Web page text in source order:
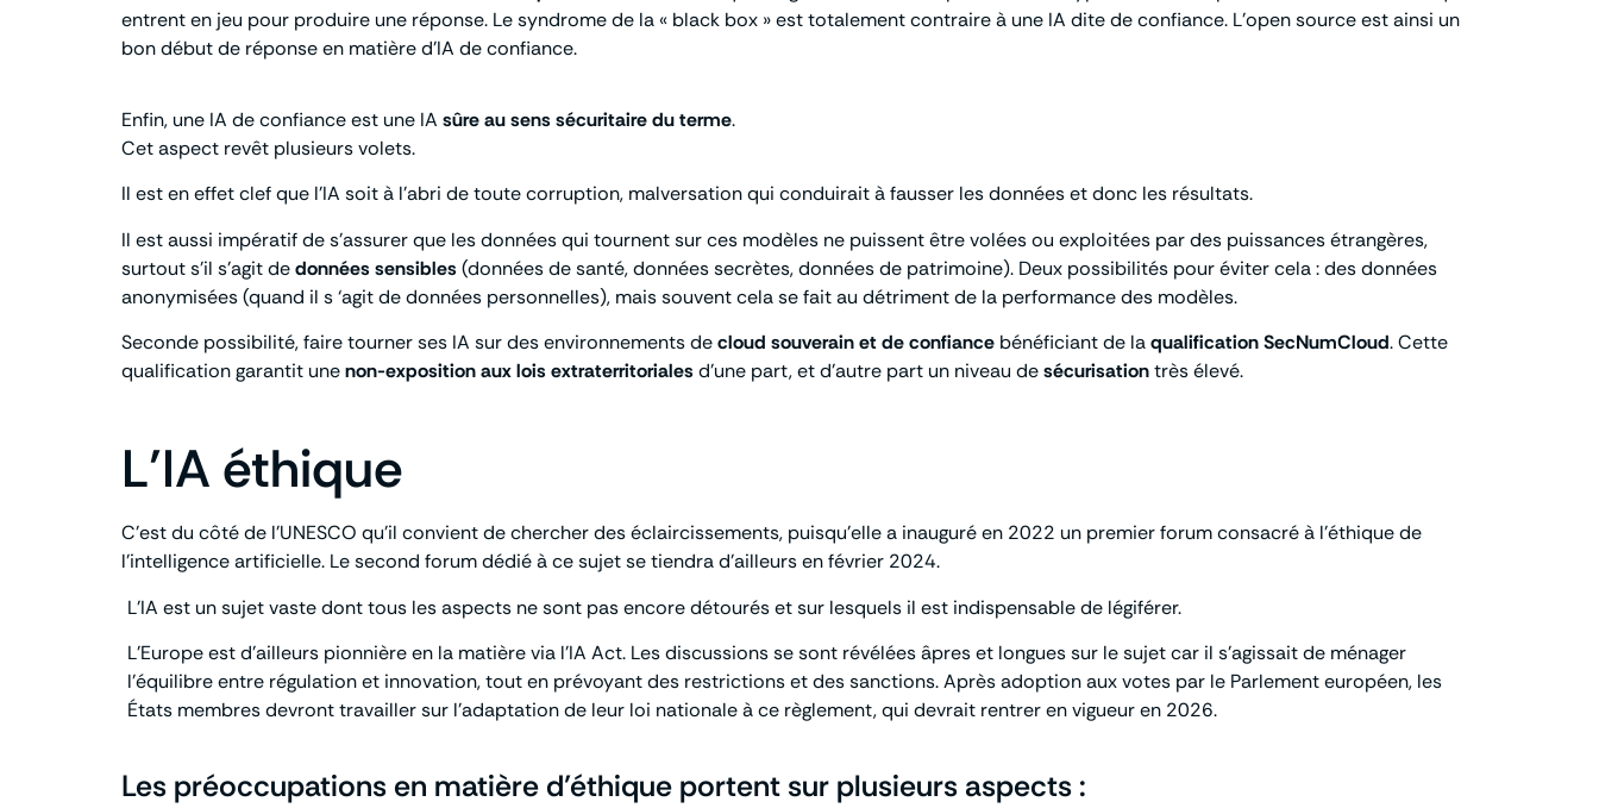
entrent en jeu pour produire une réponse. Le syndrome de la « black box » est totalement contraire à une IA dite de confiance. L’open source est ainsi un
bon début de réponse en matière d’IA de confiance.
Enfin, une IA de confiance est une IA sûre au sens sécuritaire du terme.
Cet aspect revêt plusieurs volets.
Il est en effet clef que l’IA soit à l’abri de toute corruption, malversation qui conduirait à fausser les données et donc les résultats.
Il est aussi impératif de s’assurer que les données qui tournent sur ces modèles ne puissent être volées ou exploitées par des puissances étrangères,
surtout s’il s’agit dedonnées sensibles (données de santé, données secrètes, données de patrimoine). Deux possibilités pour éviter cela : des données
anonymisées (quand il s ‘agit de données personnelles), mais souvent cela se fait au détriment de la performance des modèles.
Seconde possibilité, faire tourner ses IA sur des environnements decloud souverain et de confiance bénéficiant de laqualification SecNumCloud. Cette
qualification garantit unenon-exposition aux lois extraterritoriales d’une part, et d’autre part un niveau desécurisationtrès élevé.
L’IA éthique
C’est du côté de l’UNESCO qu’il convient de chercher des éclaircissements, puisqu’elle a inauguré en 2022 un premier forum consacré à l’éthique de
l’intelligence artificielle. Le second forum dédié à ce sujet se tiendra d’ailleurs en février 2024.
L’IA est un sujet vaste dont tous les aspects ne sont pas encore détourés et sur lesquels il est indispensable de légiférer.
L’Europe est d’ailleurs pionnière en la matière via l’IA Act. Les discussions se sont révélées âpres et longues sur le sujet car il s’agissait de ménager
l’équilibre entre régulation et innovation, tout en prévoyant des restrictions et des sanctions. Après adoption aux votes par le Parlement européen, les
États membres devront travailler sur l’adaptation de leur loi nationale à ce règlement, qui devrait rentrer en vigueur en 2026.
Les préoccupations en matière d’éthique portent sur plusieurs aspects :